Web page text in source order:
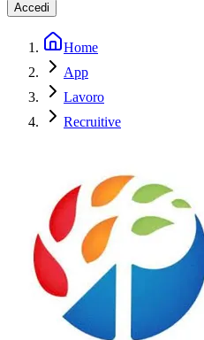
Accedi
Home
App
Lavoro
Recruitive